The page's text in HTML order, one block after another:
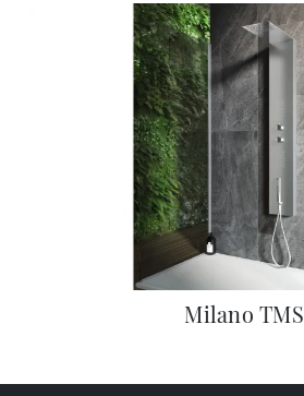
Milano TMS